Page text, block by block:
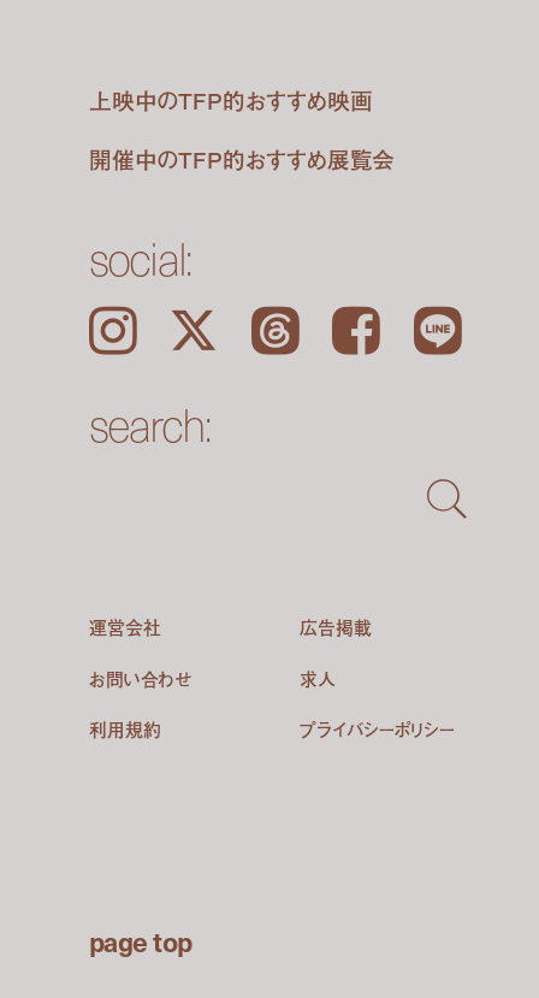
上映中のTFP的おすすめ映画
開催中のTFP的おすすめ展覧会
social:
Instagram 𝕏 Threads Facebook LINE
search:
運営会社
広告掲載
お問い合わせ
求人
利用規約
プライバシーポリシー
page top